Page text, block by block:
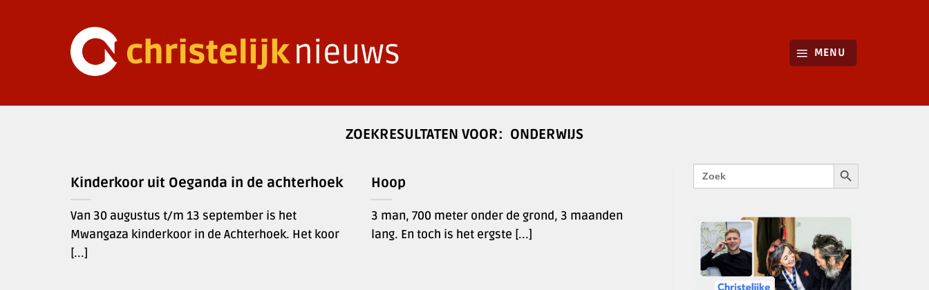
MENU
ONDERWIJS
Kinderkoor uit Oeganda in de achterhoek
Van 30 augustus t/m 13 september is het
Mwangaza kinderkoor in de Achterhoek. Het koor
[...]
Hoop
3 man, 700 meter onder de grond, 3 maanden
lang. En toch is het ergste [...]
Zoek
naar:
ZOEKKNOP